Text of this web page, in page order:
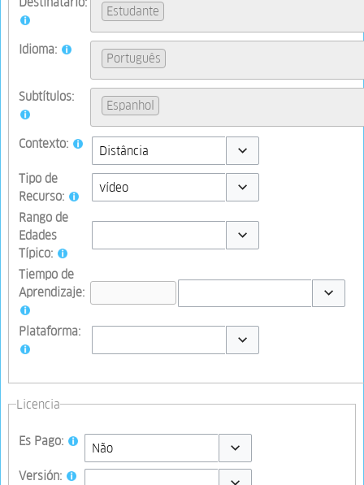
Estudante
Idioma:
Português
Subtítulos:
Espanhol
Contexto:
Toggle options
Tipo de
Recurso:
Rango de
Edades
Típico:
Tiempo de
Aprendizaje:
Plataforma:
Licencia
Es Pago:
Toggle options
Versión: